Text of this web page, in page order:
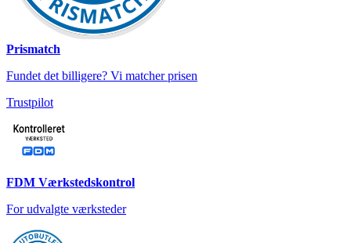
Prismatch
Fundet det billigere? Vi matcher prisen
Trustpilot
FDM Værkstedskontrol
For udvalgte værksteder